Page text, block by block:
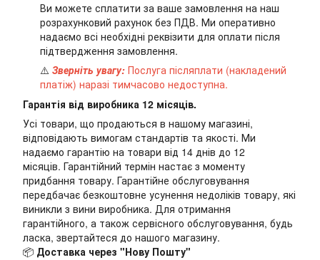
Ви можете сплатити за ваше замовлення на наш
розрахунковий рахунок без ПДВ. Ми оперативно
надаємо всі необхідні реквізити для оплати після
підтвердження замовлення.
⚠️ Зверніть увагу: Послуга післяплати (накладений
платіж) наразі тимчасово недоступна.
Гарантія від виробника 12 місяців.
Усі товари, що продаються в нашому магазині,
відповідають вимогам стандартів та якості. Ми
надаємо гарантію на товари від 14 днів до 12
місяців. Гарантійний термін настає з моменту
придбання товару. Гарантійне обслуговування
передбачає безкоштовне усунення недоліків товару, які
виникли з вини виробника. Для отримання
гарантійного, а також сервісного обслуговування, будь
ласка, звертайтеся до нашого магазину.
📦 Доставка через "Нову Пошту"